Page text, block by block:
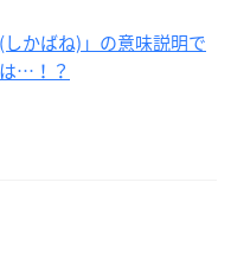
かばね)」の意味説明で
…！？